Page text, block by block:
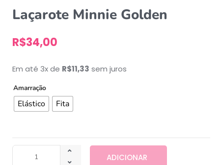
Laçarote Minnie Golden
R$34,00
Em até 3x de R$11,33 sem juros
Amarração
Elástico Fita
ADICIONAR